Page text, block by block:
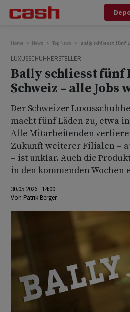
Home News Top News Bally schliesst fünf
LUXUSSCHUHHERSTELLER
Bally schliesst fünf
Schweiz – alle Jobs
Der Schweizer
macht fünf Läden zu, etwa
Alle Mitarbeitenden
Zukunft weiterer Filialen –
– ist unklar. Auch die
in den kommenden Wochen
30.05.2026 14:00
Von Patrik Berger